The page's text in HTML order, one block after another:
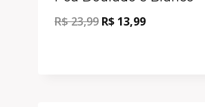
R$23,99 R$ 13,99